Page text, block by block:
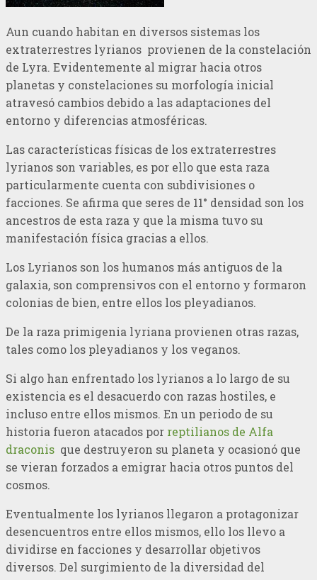
Aun cuando habitan en diversos sistemas los
extraterrestres lyrianos provienen de la constelación
de Lyra. Evidentemente al migrar hacia otros
planetas y constelaciones su morfología inicial
atravesó cambios debido a las adaptaciones del
entorno y diferencias atmosféricas.
Las características físicas de los extraterrestres
lyrianos son variables, es por ello que esta raza
particularmente cuenta con subdivisiones o
facciones. Se afirma que seres de 11° densidad son los
ancestros de esta raza y que la misma tuvo su
manifestación física gracias a ellos.
Los Lyrianos son los humanos más antiguos de la
galaxia, son comprensivos con el entorno y formaron
colonias de bien, entre ellos los pleyadianos.
De la raza primigenia lyriana provienen otras razas,
tales como los pleyadianos y los veganos.
Si algo han enfrentado los lyrianos a lo largo de su
existencia es el desacuerdo con razas hostiles, e
incluso entre ellos mismos. En un periodo de su
historia fueron atacados por reptilianos de Alfa
draconis que destruyeron su planeta y ocasionó que
se vieran forzados a emigrar hacia otros puntos del
cosmos.
Eventualmente los lyrianos llegaron a protagonizar
desencuentros entre ellos mismos, ello los llevo a
dividirse en facciones y desarrollar objetivos
diversos. Del surgimiento de la diversidad del